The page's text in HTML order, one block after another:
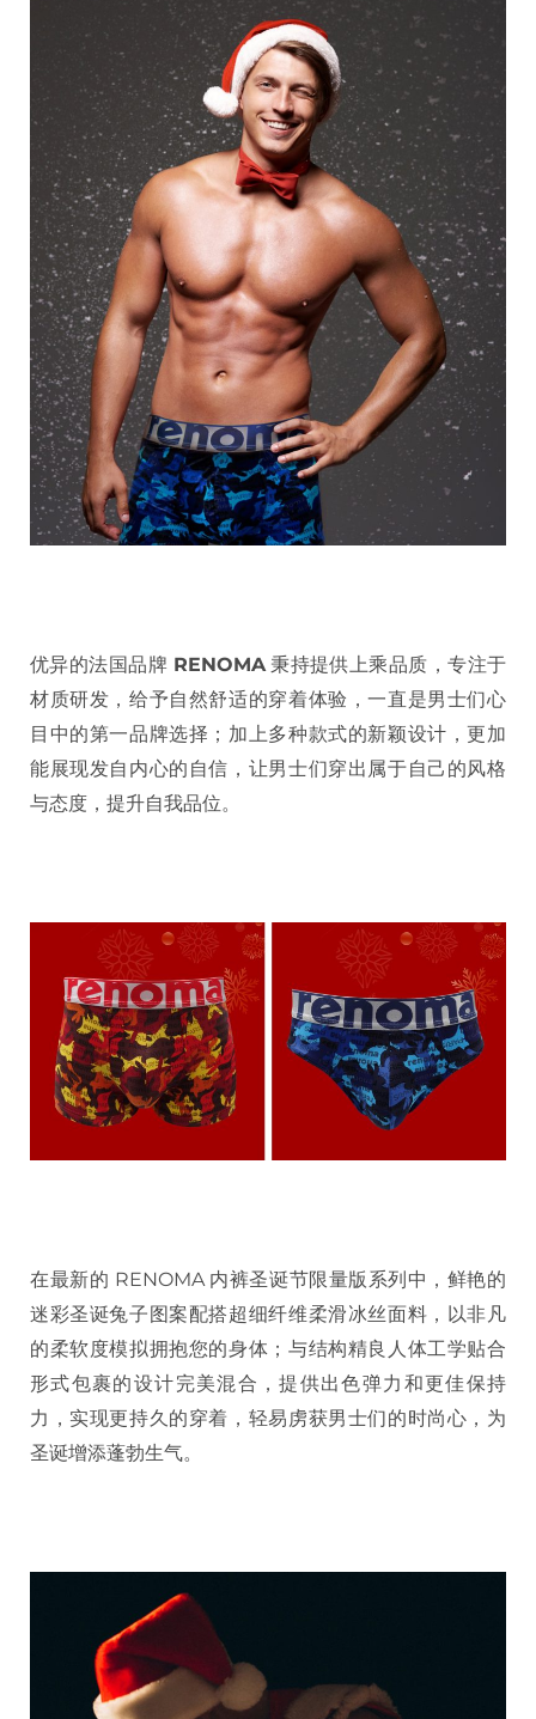
优异的法国品牌 RENOMA秉持提供上乘品质，专注于
材质研发，给予自然舒适的穿着体验，一直是男士们心
目中的第一品牌选择；加上多种款式的新颖设计，更加
能展现发自内心的自信，让男士们穿出属于自己的风格
与态度，提升自我品位。
在最新的 RENOMA 内裤圣诞节限量版系列中，鲜艳的
迷彩圣诞兔子图案配搭超细纤维柔滑冰丝面料，以非凡
的柔软度模拟拥抱您的身体；与结构精良人体工学贴合
形式包裹的设计完美混合，提供出色弹力和更佳保持
力，实现更持久的穿着，轻易虏获男士们的时尚心，为
圣诞增添蓬勃生气。